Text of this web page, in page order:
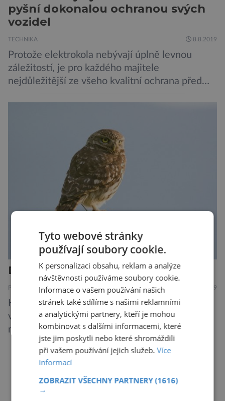
pyšní dokonalou ochranou svých
vozidel
TECHNIKA 8.8.2019
Protože elektrokola nebývají úplně levnou
záležitostí, je pro každého majitele
nejdůležitější ze všeho kvalitní ochrana před
Skutečně nepřehání? Pokud se podrobněji
podíváme na ochranu jejich elektrokol
Electrified S2 a X2, pak je […]
Další rána pro mizejícího sýčka
PŘÍRODA 7.8.2019
Kriticky ohrožený sýček obecný letos
významně posílil populaci díky velkému
množství hrabošů. Teď pro něj malý hlodavec
může být hrozbou. Zemědělci dostali povolení
trávit hraboše plošně rozhozeným jedem. Od 5.
kontrolního a zkušebního ústavu zemědělského
(ÚKZÚZ) podřízeného ministerstvu
Tyto webové stránky
používají soubory cookie.
K personalizaci obsahu, reklam a analýze
návštěvnosti používáme soubory cookie.
Informace o vašem používání našich
stránek také sdílíme s našimi reklamními
a analytickými partnery, kteří je mohou
kombinovat s dalšími informacemi, které
jste jim poskytli nebo které shromáždili
při vašem používání jejich služeb.Více
informací
ZOBRAZIT VŠECHNY PARTNERY(1616)
→